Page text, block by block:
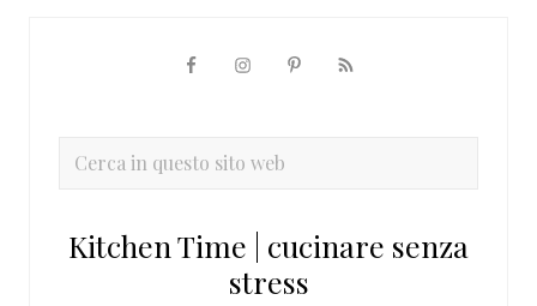
primaria
Cerca
sito
Kitchen Time | cucinare senza
stress